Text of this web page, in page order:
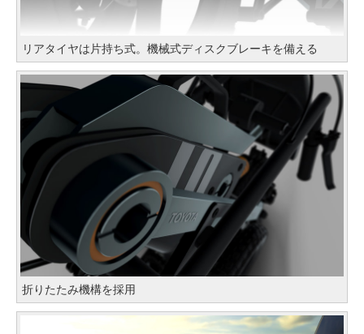
リアタイヤは片持ち式。機械式ディスクブレーキを備える
折りたたみ機構を採用